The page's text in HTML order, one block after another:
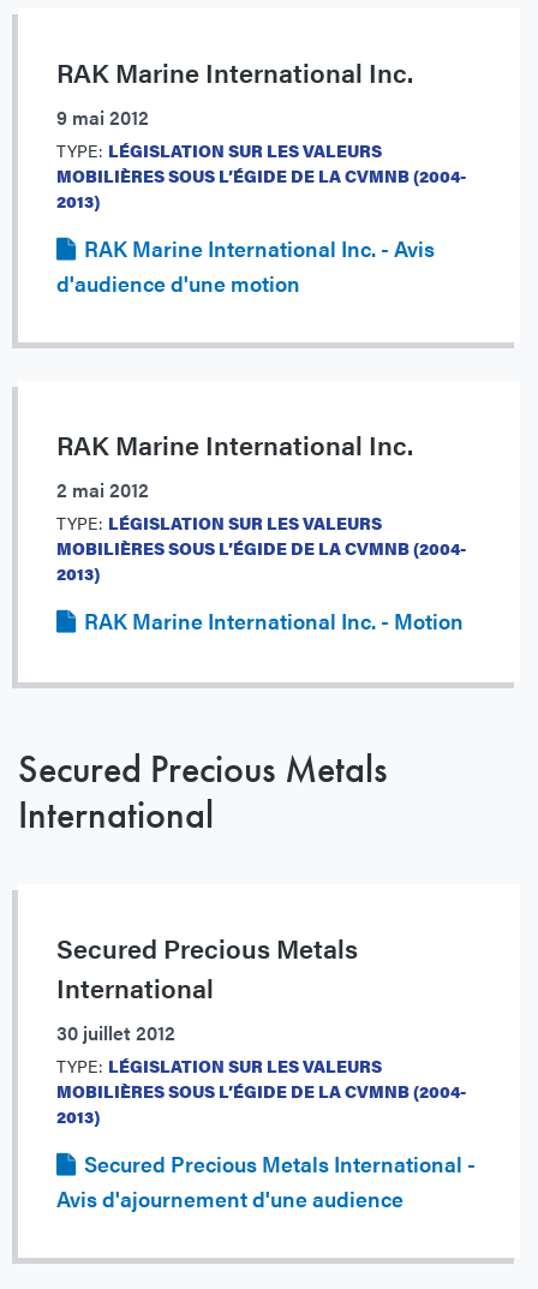
RAK Marine International Inc.
9 mai 2012
TYPE: LÉGISLATION SUR LES VALEURS
MOBILIÈRES SOUS L’ÉGIDE DE LA CVMNB (2004-
2013)
RAK Marine International Inc. - Avis
d'audience d'une motion
RAK Marine International Inc.
2 mai 2012
TYPE: LÉGISLATION SUR LES VALEURS
MOBILIÈRES SOUS L’ÉGIDE DE LA CVMNB (2004-
2013)
RAK Marine International Inc. - Motion
Secured Precious Metals
International
Secured Precious Metals
International
30 juillet 2012
TYPE: LÉGISLATION SUR LES VALEURS
MOBILIÈRES SOUS L’ÉGIDE DE LA CVMNB (2004-
2013)
Secured Precious Metals International -
Avis d'ajournement d'une audience